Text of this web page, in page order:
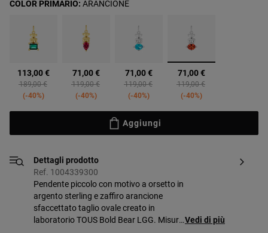
113,00 €
Price reduced from
189,00 €to
-40%
71,00 €
Price reduced from
119,00 €to
-40%
71,00 €
Price reduced from
119,00 €to
-40%
selezionato
71,00 €
Price reduced from
119,00 €to
-40%
COLOR PRIMARIO: ARANCIONE
Aggiungi
Dettagli prodotto
Ref. 1004339300
Pendente piccolo con motivo a orsetto in
argento sterling e zaffiro arancione
sfaccettato taglio ovale creato in
laboratorio TOUS Bold Bear LGG. MisuraVedi di più